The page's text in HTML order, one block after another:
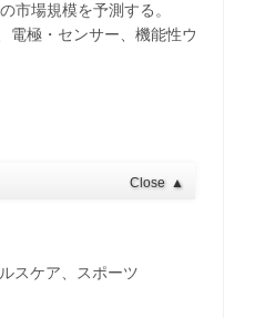
市場規模を予測する。
電極・センサー、機能性ウ
Close ▲
スケア、スポーツ